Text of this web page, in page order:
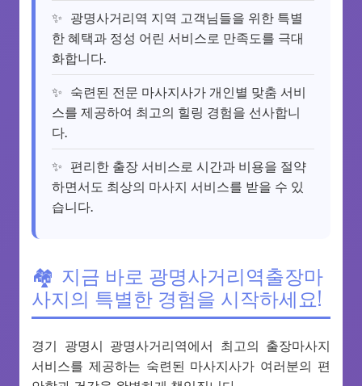
광명사거리역 지역 고객님들을 위한 특별
한 혜택과 정성 어린 서비스로 만족도를 극대
화합니다.
숙련된 전문 마사지사가 개인별 맞춤 서비
스를 제공하여 최고의 힐링 경험을 선사합니
다.
편리한 출장 서비스로 시간과 비용을 절약
하면서도 최상의 마사지 서비스를 받을 수 있
습니다.
지금 바로 광명사거리역출장마
사지의 특별한 경험을 시작하세요!
경기 광명시 광명사거리역에서 최고의 출장마사지
서비스를 제공하는 숙련된 마사지사가 여러분의 편